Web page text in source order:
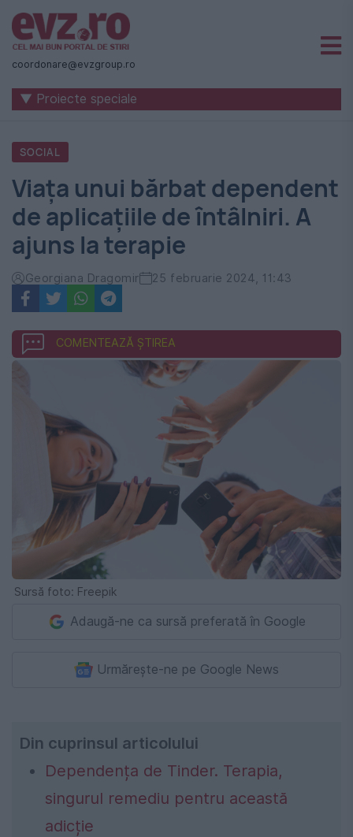
Știri
naționale
internaționale
România
-
Evenimentul
Zilei
coordonare@evzgroup.ro
▼ Proiecte speciale
SOCIAL
Viața unui bărbat dependent
de aplicațiile de întâlniri. A
ajuns la terapie
Georgiana Dragomir 25 februarie 2024, 11:43
COMENTEAZĂ ȘTIREA
Sursă foto: Freepik
Adaugă-ne ca sursă preferată în Google
Urmărește-ne pe Google News
Din cuprinsul articolului
Dependența de Tinder. Terapia,
singurul remediu pentru această
adicție